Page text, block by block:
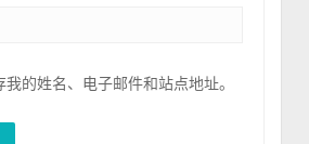
的姓名、电子邮件和站点地址。